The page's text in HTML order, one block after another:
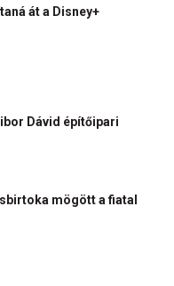
át a Disney+
Dávid építőipari
mögött a fiatal